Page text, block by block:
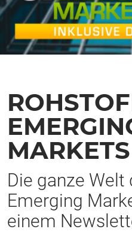
Die ganze Welt
Emerging
einem